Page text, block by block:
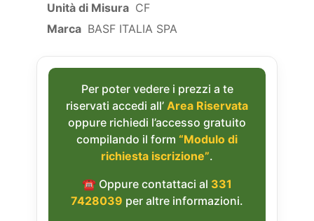
Unità di Misura CF
Marca BASF ITALIA SPA
Per poter vedere i prezzi a te
riservati accedi all’ Area Riservata
oppure richiedi l’accesso gratuito
compilando il form “Modulo di
richiesta iscrizione”.
☎︎ Oppure contattaci al 331
7428039 per altre informazioni.